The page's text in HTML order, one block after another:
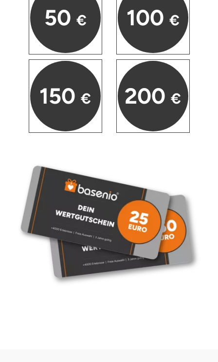
50 €
150 €
100 €
200 €